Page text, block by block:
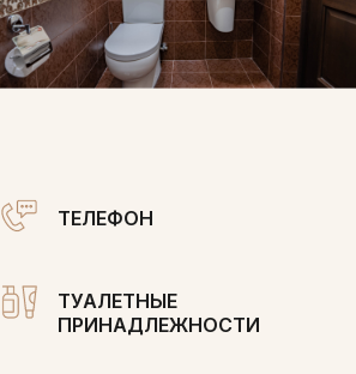
ТЕЛЕФОН
ТУАЛЕТНЫЕ
ПРИНАДЛЕЖНОСТИ